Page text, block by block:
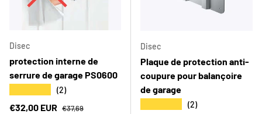
Disec
protection interne de
serrure de garage PS0600
(2)
Prix soldé
€32,00 EUR Prix habituel
€37,69
Disec
Plaque de protection anti-
coupure pour balançoire
de garage
(2)